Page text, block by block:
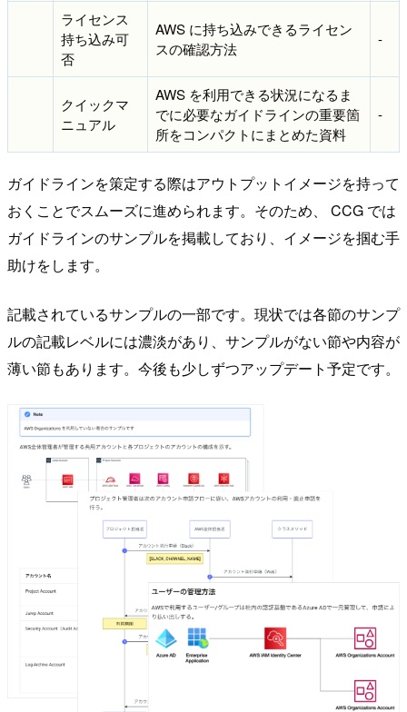
ライセンス
持ち込み可
否
AWS に持ち込みできるライセン
スの確認方法
-
クイックマ
ニュアル
AWS を利用できる状況になるま
でに必要なガイドラインの重要箇
所をコンパクトにまとめた資料
-
ガイドラインを策定する際はアウトプットイメージを持って
おくことでスムーズに進められます。そのため、 CCG では
ガイドラインのサンプルを掲載しており、イメージを掴む手
助けをします。
記載されているサンプルの一部です。現状では各節のサンプ
ルの記載レベルには濃淡があり、サンプルがない節や内容が
薄い節もあります。今後も少しずつアップデート予定です。